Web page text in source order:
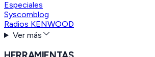
Especiales
Syscomblog
Radios KENWOOD
Ver más